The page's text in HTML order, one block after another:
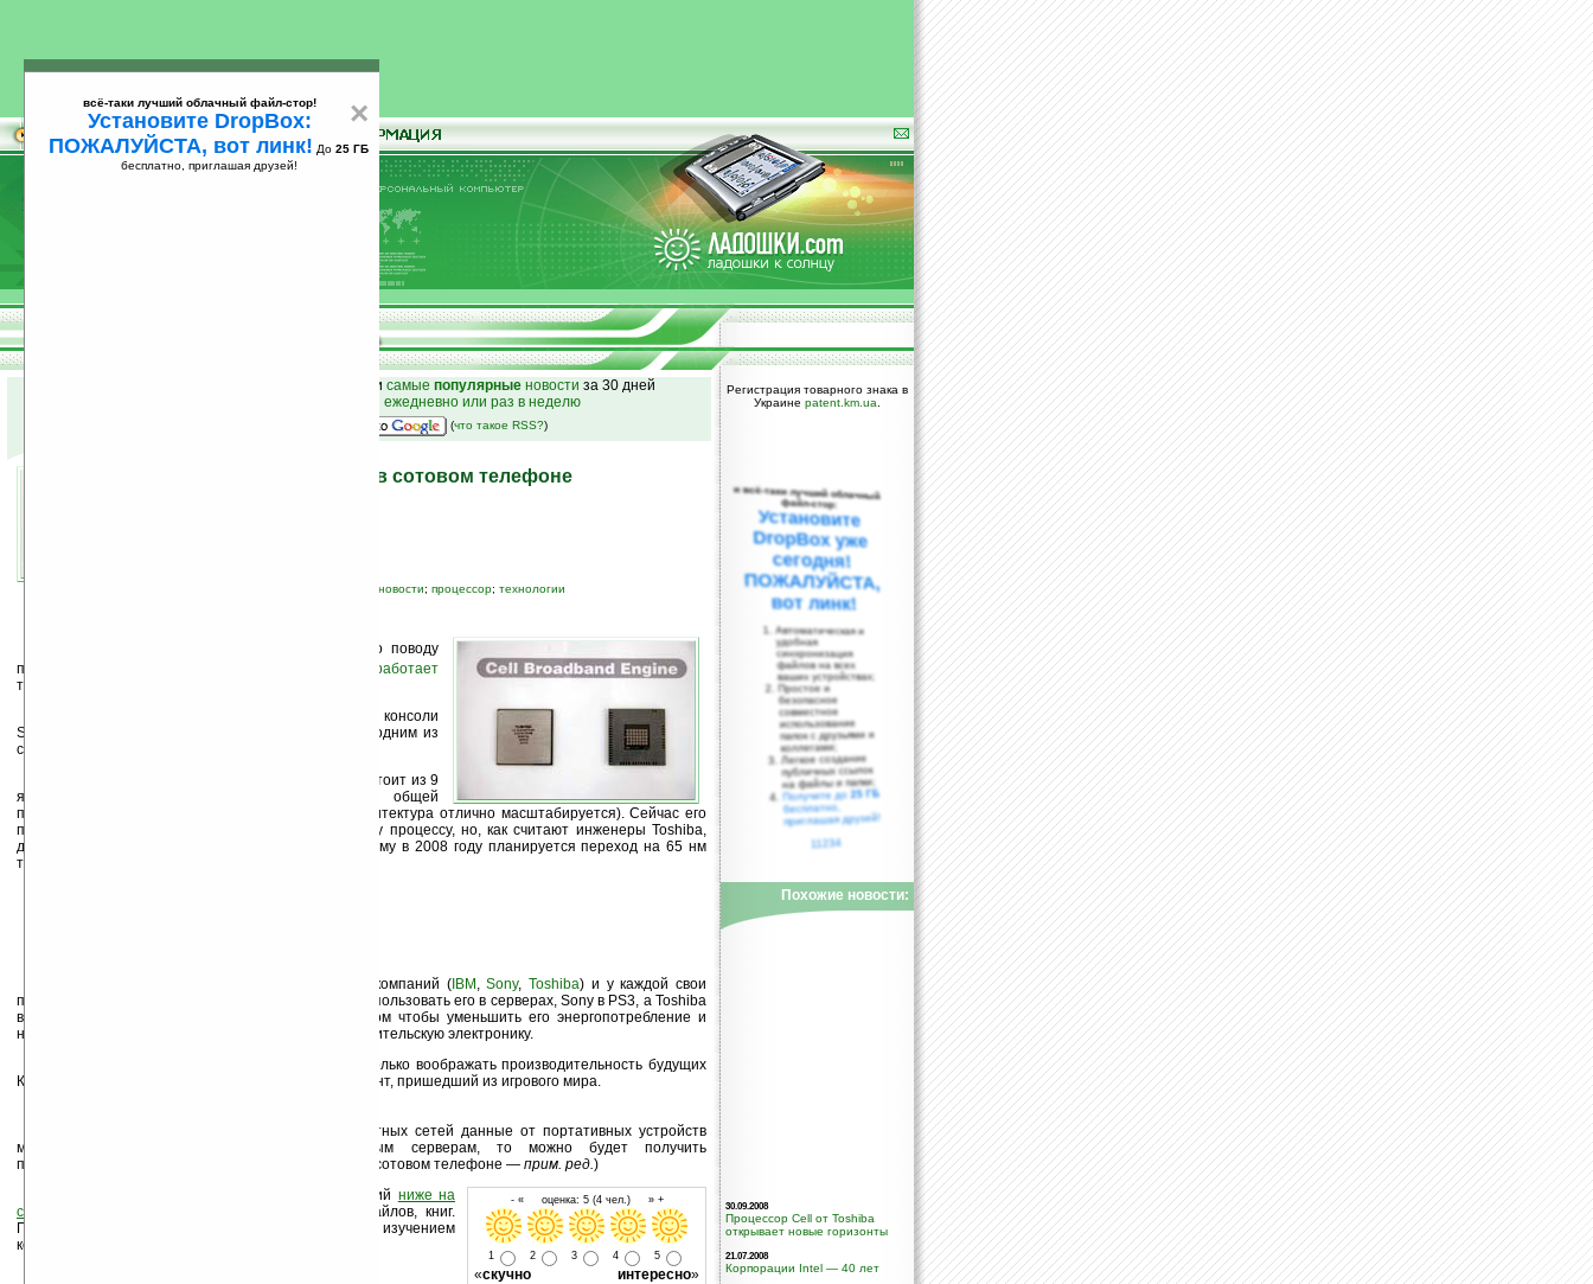
25
и самые популярные новости за 30 дней
на email ежедневно или раз в неделю
(что такое RSS?)
Мощь суперкомпьютера в сотовом телефоне
корпоративные новости; процессор; технологии
раскрыла свои планы по поводу
процессора Cell, над мобильной версией которого
работает
также корпорация
Напомним, что Cell является сердцем игровой консоли
Sony PlayStation 3 и в настоящее время является одним из
самых мощных на рынке.
Cell построен на архитектуре IBM Power и состоит из 9
ядер, работающих на частоте 3,2 ГГц, общей
производительностью 200 гигафлоп (к тому же архитектура отлично масштабируется). Сейчас его
производят по 90 нанометровому технологическому процессу, но, как считают инженеры Toshiba,
для мобильных устройств это неприемлемо, и потому в 2008 году планируется переход на 65 нм
технологию.
Процессор Cell является разработкой трёх компаний (IBM ,Sony, Toshiba) и у каждой свои
планы по поводу его применения. IBM планирует использовать его в серверах, Sony в PS3, а Toshiba
в настоящее время концентрирует все силы на том чтобы уменьшить его энергопотребление и
начать внедрение в мобильные устройства и потребительскую электронику.
Если это действительно удастся, то можно только воображать производительность будущих
КПК и ноутбуков, ведь у Intel будет реальный конкурент, пришедший из игрового мира.
(А учитывая, что при наличии высокоскоростных сетей данные от портативных устройств
могут передаваться на обработку специальным серверам, то можно будет получить
производительность суперкомпьютера, например, в сотовом телефоне — прим. ред.)
- « оценка: 5 (4 чел.) » +
1 2 3 4 5
«скучно интересно»
Оцените новость и оставьте свой комментарий ниже на
странице
на рассылку новостей, файлов, книг.
Поддержите Ладошки своей посещаемостью, изучением
коммерческой информации, ссылками.
Регистрация товарного знака в
Украине patent.km.ua
×
всё-таки лучший облачный файл-стор!
Установите DropBox:
ПОЖАЛУЙСТА, вот линк! До 25 ГБ
бесплатно, приглашая друзей!
и всё-таки лучший облачный
файл-стор:
Установите
DropBox уже
сегодня!
ПОЖАЛУЙСТА,
вот линк!
Автоматическая и
удобная
синхронизация
файлов на всех
ваших устройствах;
Простое и
безопасное
совместное
использование
папок с друзьями и
коллегами;
Легкое создание
публичных ссылок
на файлы и папки;
Получите до25 ГБ
бесплатно,
приглашая друзей!
11234
Похожие новости:
30.09.2008
Процессор Cell от Toshiba
открывает новые горизонты
21.07.2008
Корпорации Intel — 40 лет